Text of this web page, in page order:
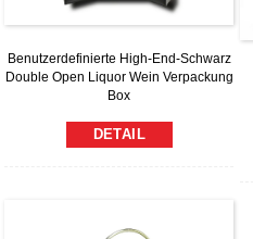
Benutzerdefinierte High-End-Schwarz
Double Open Liquor Wein Verpackung
Box
DETAIL